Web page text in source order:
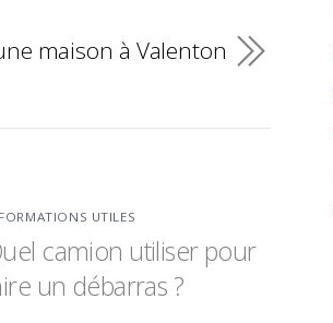
maison à Valenton
UTILES
camion utiliser pour
un débarras ?